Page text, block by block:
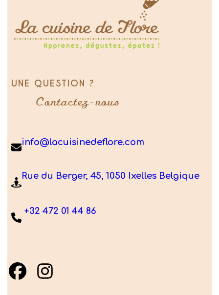
UNE QUESTION ?
Contactez-nous
info@lacuisinedeflore.com
Rue du Berger, 45, 1050 Ixelles Belgique
+32 472 01 44 86